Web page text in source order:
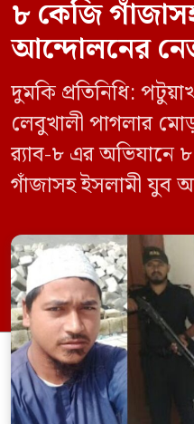
৮ কেজি
আন্দোলনের
দুমকি প্রতিনিধি:
লেবুখালী পাগলার
র‍্যাব-৮ এর অভিযানে
গাঁজাসহ ইসলামী যুব
ভিত্তিতে অভিযান
এক সদস্যকে আটক করা
সূত্রে জানা গেছে,
ভিত্তিতে র‍্যাব-৮,
[…]